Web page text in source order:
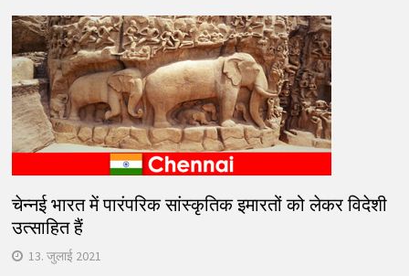
चेन्नई भारत में पारंपरिक सांस्कृतिक इमारतों को लेकर विदेशी
उत्साहित हैं
13. जुलाई 2021